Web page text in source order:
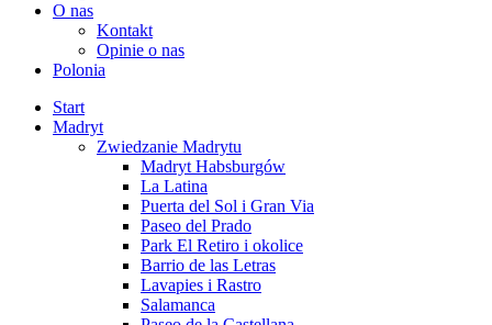
O nas
Kontakt
Opinie o nas
Polonia
Start
Madryt
Zwiedzanie Madrytu
Madryt Habsburgów
La Latina
Puerta del Sol i Gran Via
Paseo del Prado
Park El Retiro i okolice
Barrio de las Letras
Lavapies i Rastro
Salamanca